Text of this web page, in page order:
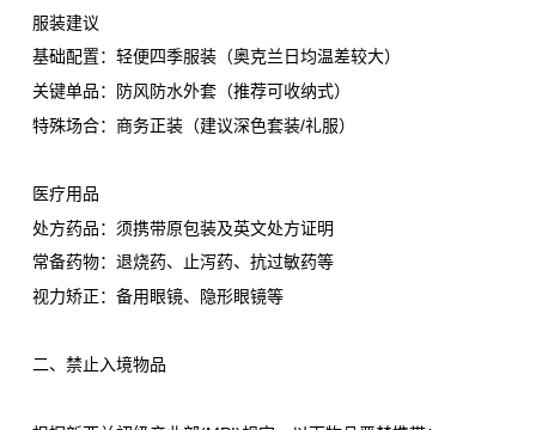
服装建议
基础配置：轻便四季服装（奥克兰日均温差较大）
关键单品：防风防水外套（推荐可收纳式）
特殊场合：商务正装（建议深色套装/礼服）
医疗用品
处方药品：须携带原包装及英文处方证明
常备药物：退烧药、止泻药、抗过敏药等
视力矫正：备用眼镜、隐形眼镜等
二、禁止入境物品